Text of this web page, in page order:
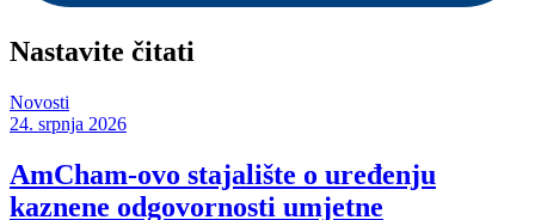
Nastavite čitati
Novosti
24. srpnja 2026
AmCham-ovo stajalište o uređenju
kaznene odgovornosti umjetne